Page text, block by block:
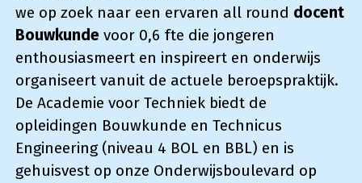
we op zoek naar een ervaren all round docent
Bouwkunde voor 0,6 fte die jongeren
enthousiasmeert en inspireert en onderwijs
organiseert vanuit de actuele beroepspraktijk.
De Academie voor Techniek biedt de
opleidingen Bouwkunde en Technicus
Engineering (niveau 4 BOL en BBL) en is
gehuisvest op onze Onderwijsboulevard op